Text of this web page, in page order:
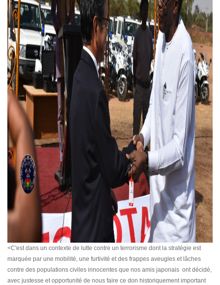
<C'est dans un contexte de lutte contre un terrorisme dont la stratégie est
marquée par une mobilité, une furtivité et des frappes aveugles et lâches
contre des populations civiles innocentes que nos amis japonais ont décidé,
avec justesse et opportunité de nous faire ce don historiquement important